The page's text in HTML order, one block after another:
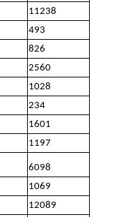
11238
493
826
2560
1028
234
1601
1197
6098
1069
12089